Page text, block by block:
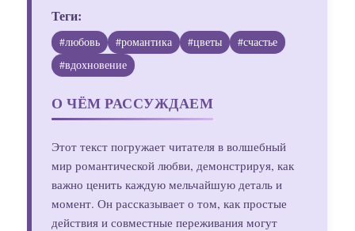
Теги:
#любовь #романтика #цветы
#счастье
#вдохновение
О ЧЁМ РАССУЖДАЕМ
Этот текст погружает читателя в волшебный
мир романтической любви, демонстрируя, как
важно ценить каждую мельчайшую деталь и
момент. Он рассказывает о том, как простые
действия и совместные переживания могут